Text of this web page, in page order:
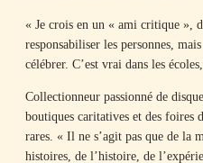
« Je crois en un « ami critique »,
responsabiliser les personnes,
célébrer. C’est vrai dans les
Collectionneur passionné de
boutiques caritatives et des foires
rares. « Il ne s’agit pas que de la
histoires, de l’histoire, de